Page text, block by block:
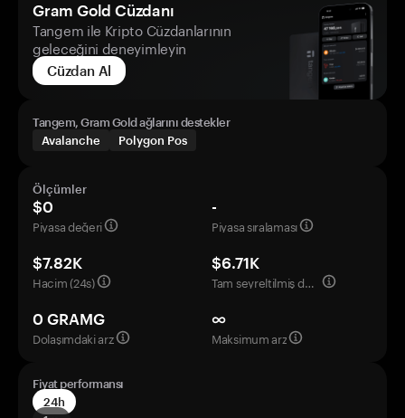
Gram Gold Cüzdanı
Tangem ile Kripto Cüzdanlarının
geleceğini deneyimleyin
Cüzdan Al
Tangem, Gram Gold ağlarını destekler
Avalanche
Polygon Pos
Ölçümler
$0
Piyasa değeri
-
Piyasa sıralaması
$7.82K
Hacim (24s)
$6.71K
Tam seyreltilmiş değerleme
0 GRAMG
Dolaşımdaki arz
∞
Maksimum arz
Fiyat performansı
24h